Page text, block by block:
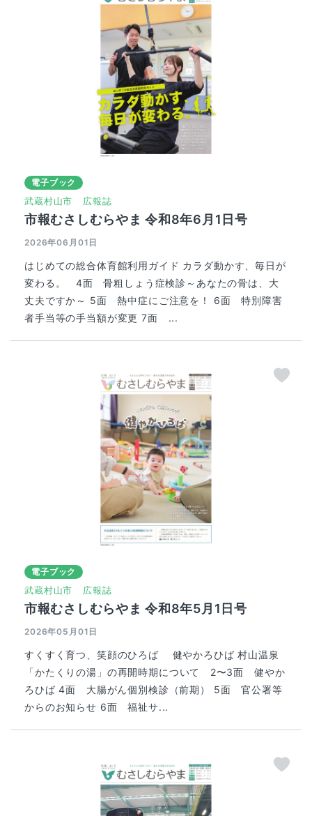
電子ブック
武蔵村山市 広報誌
市報むさしむらやま 令和8年6月1日号
2026年06月01日
はじめての総合体育館利用ガイド カラダ動かす、毎日が
変わる。 4面 骨粗しょう症検診～あなたの骨は、大
丈夫ですか～ 5面 熱中症にご注意を！ 6面 特別障害
者手当等の手当額が変更 7面 ...
電子ブック
武蔵村山市 広報誌
市報むさしむらやま 令和8年5月1日号
2026年05月01日
すくすく育つ、笑顔のひろば 健やかろひば 村山温泉
「かたくりの湯」の再開時期について 2〜3面 健やか
ろひば 4面 大腸がん個別検診（前期） 5面 官公署等
からのお知らせ 6面 福祉サ...